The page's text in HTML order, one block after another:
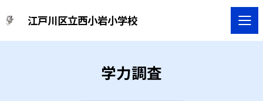
江戸川区立西小岩小学校
学力調査